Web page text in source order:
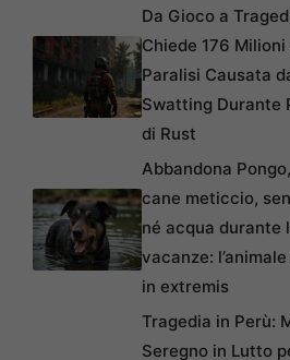
Da Gioco a
Chiede 176 Milioni
Paralisi Causata
Swatting Durante
di Rust
Abbandona
cane meticcio,
né acqua durante
vacanze:
in extremis
Tragedia in Perù:
Seregno in Lutto